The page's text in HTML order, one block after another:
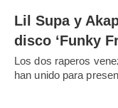
Lil Supa y
disco ‘Funky
Los dos raperos
han unido para